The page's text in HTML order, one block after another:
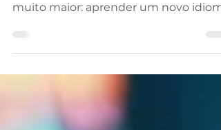
O que começa como curiosidade pode
no país onde ele faz parte da rotina.
Japão e Coreia do Sul vêm ganhando
um intercâmbio diferente dos
tradicionais e desejam conhecer de